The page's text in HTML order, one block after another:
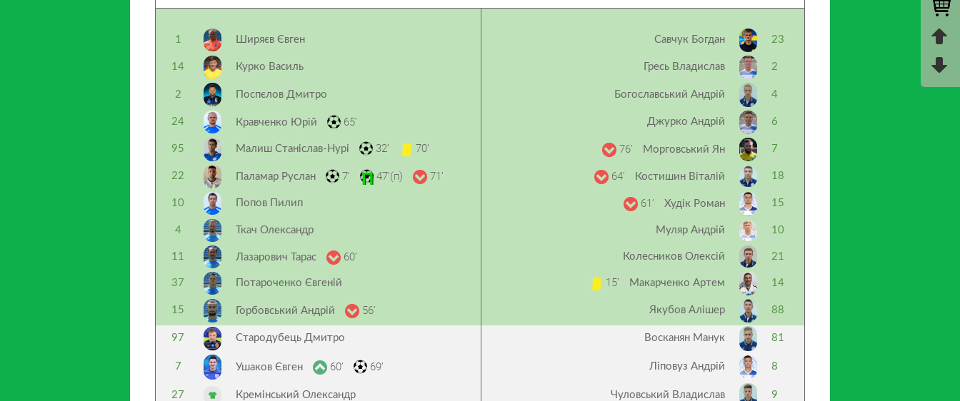
1 Ширяєв Євген Савчук Богдан 23
14 Курко Василь Гресь Владислав 2
2 Поспєлов Дмитро Богославський Андрій 4
24 Кравченко Юрій 65’ Джурко Андрій 6
95 Малиш Станіслав-Нурі 32’ 70’ 76’ Морговський Ян 7
22 Паламар Руслан 7’ 47’(п) 71’ 64’ Костишин Віталій 18
10 Попов Пилип 61’ Худік Роман 15
4 Ткач Олександр Муляр Андрій 10
11 Лазарович Тарас 60’ Колесников Олексій 21
37 Потароченко Євгеній 15’ Макарченко Артем 14
15 Горбовський Андрій 56’ Якубов Алішер 88
97 Стародубець Дмитро Восканян Манук 81
7 Ушаков Євген 60’ 69’ Ліповуз Андрій 8
27 Кремінський Олександр Чуловський Владислав 9